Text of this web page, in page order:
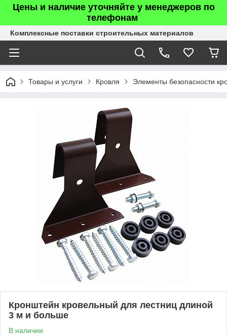
Цены и наличие уточняйте у менеджеров по
телефонам
Комплексные поставки строительных материалов
Товары и услуги Кровля Элементы безопасности
Кронштейн кровельный для лестниц длиной
3 м и больше
В наличии